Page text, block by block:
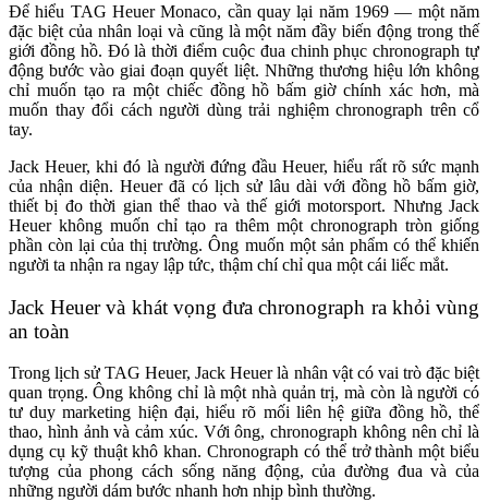
Để hiểu TAG Heuer Monaco, cần quay lại năm 1969 — một năm
đặc biệt của nhân loại và cũng là một năm đầy biến động trong thế
giới đồng hồ. Đó là thời điểm cuộc đua chinh phục chronograph tự
động bước vào giai đoạn quyết liệt. Những thương hiệu lớn không
chỉ muốn tạo ra một chiếc đồng hồ bấm giờ chính xác hơn, mà
muốn thay đổi cách người dùng trải nghiệm chronograph trên cổ
tay.
Jack Heuer, khi đó là người đứng đầu Heuer, hiểu rất rõ sức mạnh
của nhận diện. Heuer đã có lịch sử lâu dài với đồng hồ bấm giờ,
thiết bị đo thời gian thể thao và thế giới motorsport. Nhưng Jack
Heuer không muốn chỉ tạo ra thêm một chronograph tròn giống
phần còn lại của thị trường. Ông muốn một sản phẩm có thể khiến
người ta nhận ra ngay lập tức, thậm chí chỉ qua một cái liếc mắt.
Jack Heuer và khát vọng đưa chronograph ra khỏi vùng
an toàn
Trong lịch sử TAG Heuer, Jack Heuer là nhân vật có vai trò đặc biệt
quan trọng. Ông không chỉ là một nhà quản trị, mà còn là người có
tư duy marketing hiện đại, hiểu rõ mối liên hệ giữa đồng hồ, thể
thao, hình ảnh và cảm xúc. Với ông, chronograph không nên chỉ là
dụng cụ kỹ thuật khô khan. Chronograph có thể trở thành một biểu
tượng của phong cách sống năng động, của đường đua và của
những người dám bước nhanh hơn nhịp bình thường.